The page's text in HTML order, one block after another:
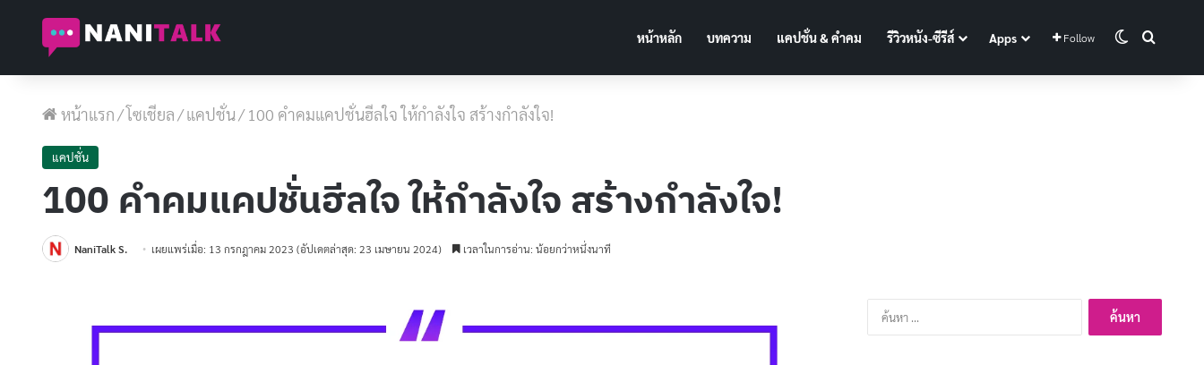
หน้าหลัก บทความ แคปชั่น & คำคม รีวิวหนัง-ซีรีส์ Apps Follow Switch skin
หน้าแรก/โซเชียล/แคปชั่น/ 100 คำคมแคปชั่นฮีลใจ ให้กำลังใจ สร้างกำลังใจ!
แคปชั่น
100 คำคมแคปชั่นฮีลใจ ให้กำลังใจ สร้างกำลังใจ!
NaniTalk S. เผยแพร่เมื่อ: 13 กรกฎาคม 2023 (อัปเดตล่าสุด: 23 เมษายน 2024) เวลาในการอ่าน: น้อยกว่าหนึ่งนาที
ค้นหา
สำหรับ: